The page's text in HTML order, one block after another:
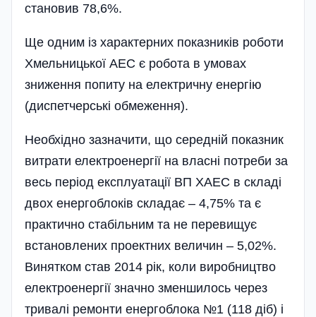
становив 78,6%.
Ще одним із характерних показників роботи
Хмельницької АЕС є робота в умовах
зниження попиту на електричну енергію
(диспетчерські обмеження).
Необхідно зазначити, що середній показник
витрати електроенергії на власні потреби за
весь період експлуатації ВП ХАЕС в складі
двох енергоблоків складає – 4,75% та є
практично стабільним та не перевищує
встановлених проектних величин – 5,02%.
Винятком став 2014 рік, коли виробництво
електроенергії значно зменшилось через
тривалі ремонти енергоблока №1 (118 діб) і